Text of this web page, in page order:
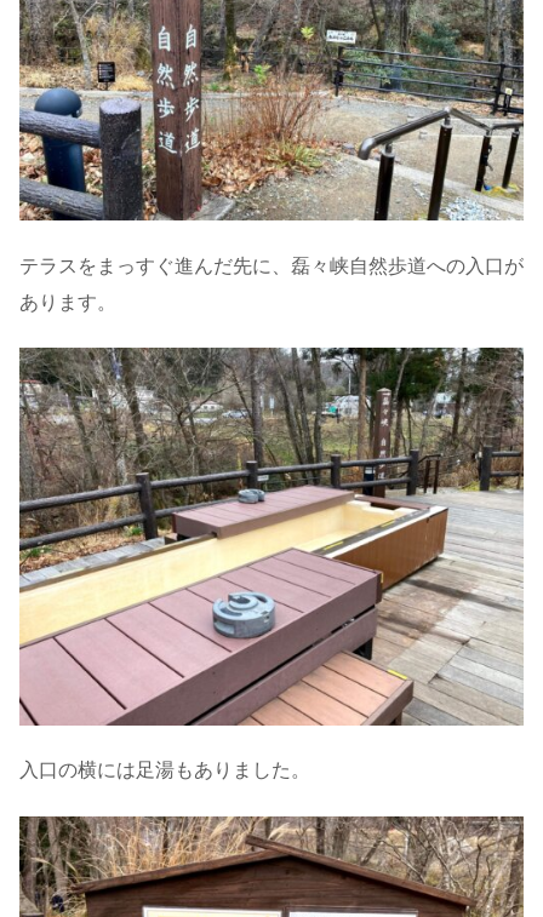
テラスをまっすぐ進んだ先に、磊々峡自然歩道への入口が
あります。
入口の横には足湯もありました。